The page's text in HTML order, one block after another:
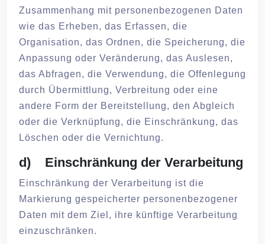
Zusammenhang mit personenbezogenen Daten
wie das Erheben, das Erfassen, die
Organisation, das Ordnen, die Speicherung, die
Anpassung oder Veränderung, das Auslesen,
das Abfragen, die Verwendung, die Offenlegung
durch Übermittlung, Verbreitung oder eine
andere Form der Bereitstellung, den Abgleich
oder die Verknüpfung, die Einschränkung, das
Löschen oder die Vernichtung.
d) Einschränkung der Verarbeitung
Einschränkung der Verarbeitung ist die
Markierung gespeicherter personenbezogener
Daten mit dem Ziel, ihre künftige Verarbeitung
einzuschränken.